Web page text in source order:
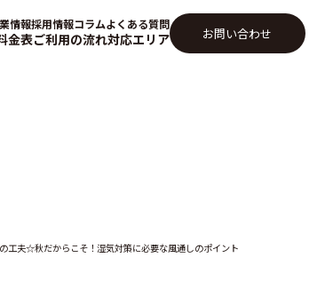
情報採用情報コラムよくある質問
金表ご利用の流れ対応エリア お問い合わせ
工夫☆秋だからこそ！湿気対策に必要な風通しのポイント